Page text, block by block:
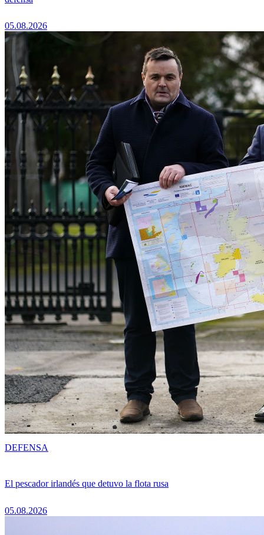
05.08.2026
El pescador irlandés que detuvo la flota rusa
05.08.2026
DEFENSA